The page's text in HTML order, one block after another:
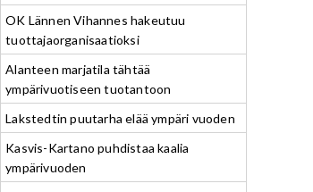
OK Lännen Vihannes hakeutuu
tuottajaorganisaatioksi
Alanteen marjatila tähtää
ympärivuotiseen tuotantoon
Lakstedtin puutarha elää ympäri vuoden
Kasvis-Kartano puhdistaa kaalia
ympärivuoden